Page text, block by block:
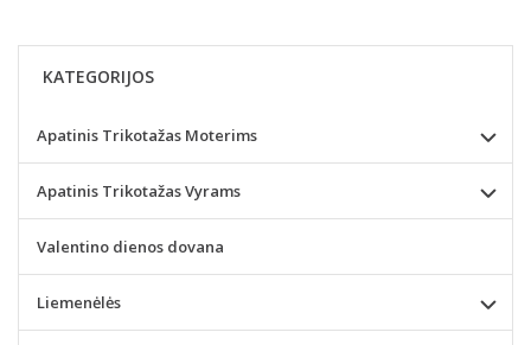
KATEGORIJOS
Apatinis Trikotažas Moterims
Apatinis Trikotažas Vyrams
Valentino dienos dovana
Liemenėlės